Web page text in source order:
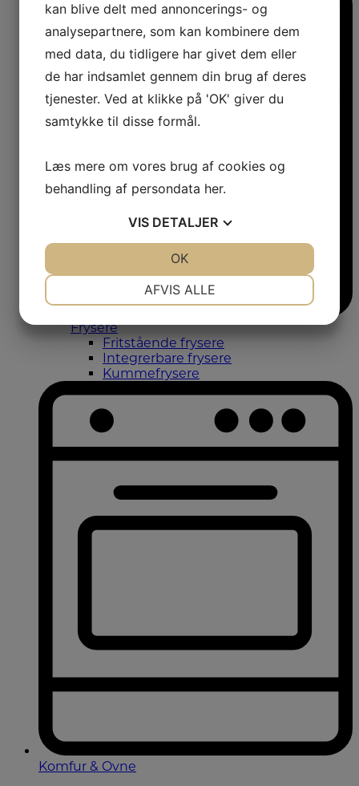
Frysere
Fritstående frysere
Integrerbare frysere
Kummefrysere
Komfur & Ovne
kan blive delt med annoncerings- og
analysepartnere, som kan kombinere dem
med data, du tidligere har givet dem eller
de har indsamlet gennem din brug af deres
tjenester. Ved at klikke på 'OK' giver du
samtykke til disse formål.
Læs mere om vores brug af cookies og
behandling af persondata her.
VIS DETALJER
MARKETING STATISTIK
AFVIS ALLE
OK